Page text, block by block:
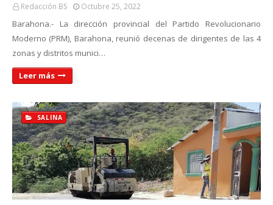
Redacción BS Octubre 25, 2022
Barahona.- La dirección provincial del Partido Revolucionario
Moderno (PRM), Barahona, reunió decenas de dirigentes de las 4
zonas y distritos munici…
Leer más
SALINA